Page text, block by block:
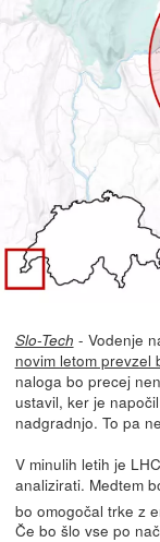
Slo-Tech - Vodenje
novim letom prevzel
naloga bo precej
ustavil, ker je
nadgradnjo. To pa
V minulih letih je
analizirati. Medtem
bo omogočal trke z
Če bo šlo vse po